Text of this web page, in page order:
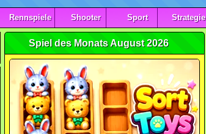
Rennspiele Shooter Sport Strategie
Spiel des Monats August 2026